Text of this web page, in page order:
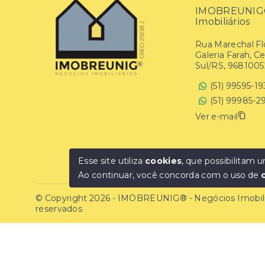
Imobiliários
Rua Marechal
Galeria Farah,
Sul/RS,
(51) 99595-
(51) 99985-
Ver e-mail
© Copyright 2026 - IMOBREUNIG® - Negócios
reservados
Esse site utiliza cookies, que possibilitam
Ao continuar, você concorda com o uso de